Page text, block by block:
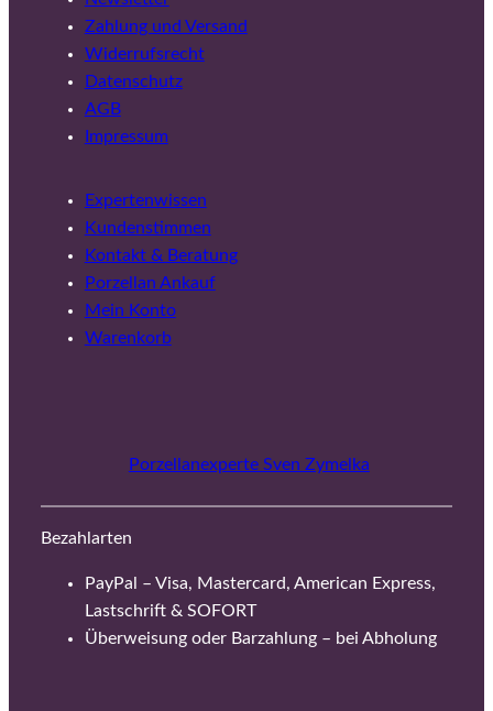
Zahlung und Versand
Widerrufsrecht
Datenschutz
AGB
Impressum
Expertenwissen
Kundenstimmen
Kontakt & Beratung
Porzellan Ankauf
Mein Konto
Warenkorb
Porzellanexperte Sven Zymelka
Bezahlarten
PayPal – Visa, Mastercard, American Express,
Lastschrift & SOFORT
Überweisung oder Barzahlung – bei Abholung